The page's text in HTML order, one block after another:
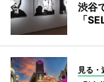
渋谷
「
見る・